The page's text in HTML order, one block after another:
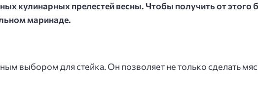
кулинарных прелестей весны. Чтобы получить от
маринаде.
выбором для стейка. Он позволяет не только сделать